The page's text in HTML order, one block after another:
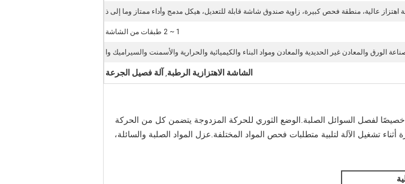
اهتزاز عالية، منطقة فحص كبيرة، زاوية صندوق شاشة قابلة للتعديل، هيكل مدمج وأداء ممتاز وما إلى ذ
1 ~ 2 طبقات من الشاشة
الورق والمعادن غير الحديدية والمعادن ومواد البناء والكيميائية والحرارية والأسمنت والسيراميك وا
الشاشة الاهتزازية الرطبة, آلة فصيل الجرعة
لفصل السوائل الصلبة.الوضع الثوري للحركة المزدوجة يتضمن كل من الحركة
تشغيل الآلة لتلبية متطلبات فحص المواد المختلفة.عزل المواد الصلبة والسائلة،